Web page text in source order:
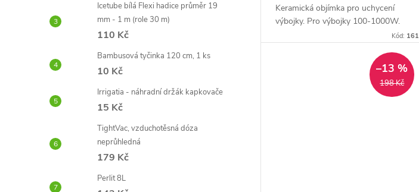
Icetube bílá Flexi hadice průměr 19
mm - 1 m (role 30 m)
110 Kč
Bambusová tyčinka 120 cm, 1 ks
10 Kč
Irrigatia - náhradní držák kapkovače
15 Kč
TightVac, vzduchotěsná dóza
neprůhledná
179 Kč
Perlit 8L
t
k
Keramická objímka pro uchycení
výbojky. Pro výbojky 100-1000W.
Kód: 161
198 Kč
–13 %